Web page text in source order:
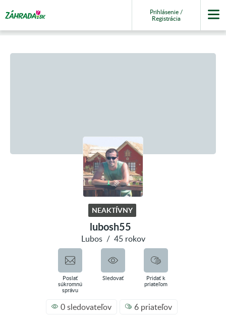
Prihlásenie /
Registrácia
NEAKTÍVNY
lubosh55
Lubos/ 45 rokov
Poslať
súkromnú
správu
Sledovať
Pridať k
priateľom
0 sledovateľov 6 priateľov